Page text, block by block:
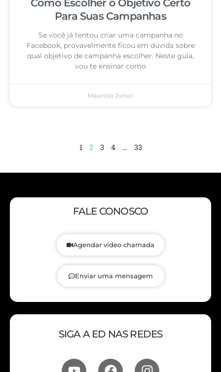
Como Escolher o Objetivo Certo
Para Suas Campanhas
Se você já tentou criar uma campanha no
Facebook, provavelmente ficou em dúvida sobre
qual objetivo de campanha escolher. Neste guia,
vou te ensinar como
Mauricio Junior
1 2 3 4 … 33
FALE CONOSCO
Agendar vídeo chamada
Enviar uma mensagem
SIGA A ED NAS REDES